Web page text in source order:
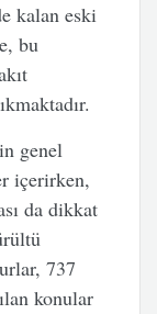
kalan eski
bu
genel
içerirken,
da dikkat
737
konular